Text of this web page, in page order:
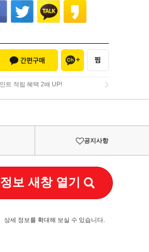
트 적립 혜택 2배 UP!
트 적립 혜택 2배 UP!
공지사항
보 새창 열기
상세 정보를 확대해 보실 수 있습니다.